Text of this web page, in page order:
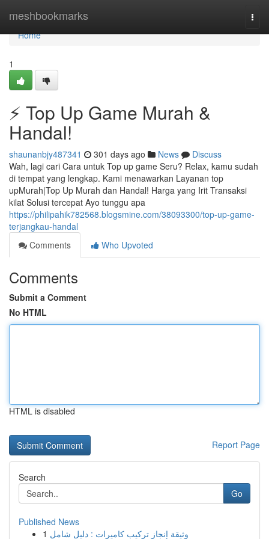
meshbookmarks
Home
Home
1
⚡ Top Up Game Murah &
Handal!
shaunanbjy487341 301 days ago News
Discuss
Wah, lagi cari Cara untuk Top up game Seru? Relax, kamu sudah
di tempat yang lengkap. Kami menawarkan Layanan top
upMurah|Top Up Murah dan Handal! Harga yang Irit Transaksi
kilat Solusi tercepat Ayo tunggu apa
https://philipahik782568.blogsmine.com/38093300/top-up-game-
terjangkau-handal
Comments
Who Upvoted
Comments
Submit a Comment
No HTML
HTML is disabled
Report Page
Search
Go
Published News
1 وثيقة إنجاز تركيب كاميرات : دليل شامل